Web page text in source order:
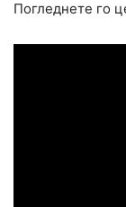
Погледнете го